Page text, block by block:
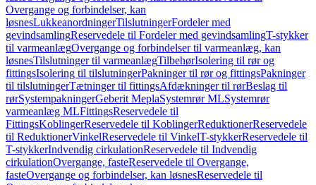
Overgange og forbindelser, kan
løsnesLukkeanordningerTilslutningerFordeler med
gevindsamlingReservedele til Fordeler med gevindsamlingT-stykker
til varmeanlægOvergange og forbindelser til varmeanlæg, kan
løsnesTilslutninger til varmeanlægTilbehørIsolering til rør og
fittingsIsolering til tilslutningerPakninger til rør og fittingsPakninger
til tilslutningerTætninger til fittingsAfdækninger til rørBeslag til
rørSystempakningerGeberit MeplaSystemrør MLSystemrør
varmeanlæg MLFittingsReservedele til
FittingsKoblingerReservedele til KoblingerReduktionerReservedele
til ReduktionerVinkelReservedele til VinkelT-stykkerReservedele til
T-stykkerIndvendig cirkulationReservedele til Indvendig
cirkulationOvergange, fasteReservedele til Overgange,
fasteOvergange og forbindelser, kan løsnesReservedele til